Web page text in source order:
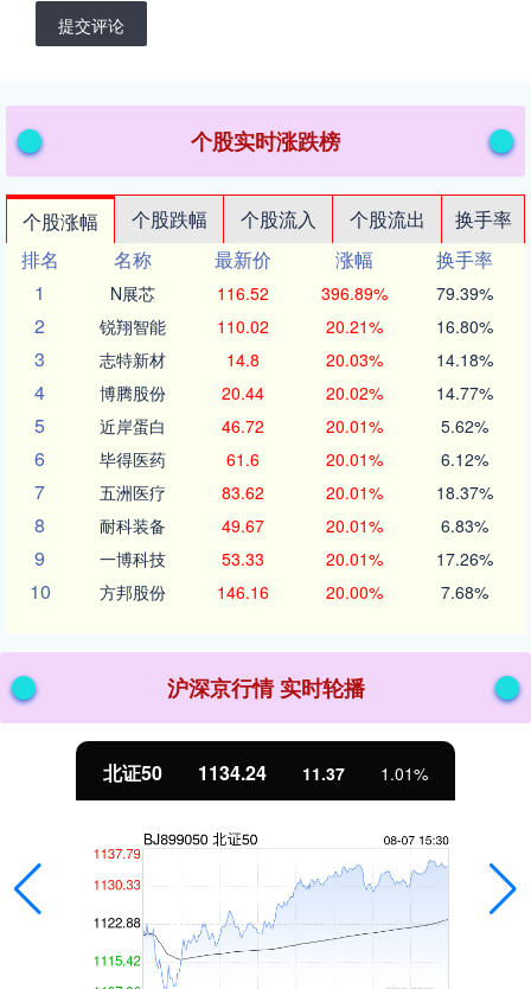
提交评论
个股实时涨跌榜
个股涨幅 个股跌幅 个股流入 个股流出
换手率
排名
名称 最新价 涨幅
换手率
1
N展芯 116.52 396.89% 79.39%
2 锐翔智能 110.02 20.21% 16.80%
3 志特新材 14.8 20.03% 14.18%
4 博腾股份 20.44 20.02% 14.77%
5 近岸蛋白 46.72 20.01% 5.62%
6 毕得医药 61.6 20.01% 6.12%
7 五洲医疗 83.62 20.01% 18.37%
8 耐科装备 49.67 20.01% 6.83%
9 一博科技 53.33 20.01% 17.26%
10 方邦股份 146.16 20.00% 7.68%
沪深京行情 实时轮播
北证50 1134.24 11.37 1.01%